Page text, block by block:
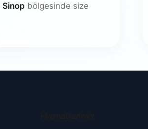
Sinop bölgesinde size